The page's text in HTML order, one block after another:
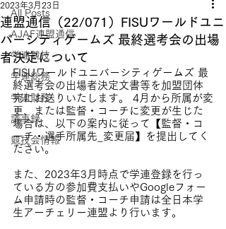
All Posts
AJAF連盟通信
学連競技
学連総務
学連財務
議事録
競技会情報
連盟通信（22/071）FISUワールドユニ
バーシティゲームズ 最終選考会の出場
者決定について
2023年3月23日
FISUワールドユニバーシティゲームズ 最
終選考会の出場者決定文書等を加盟団体
宛にお送りいたします。 4月から所属が変
更、または監督・コーチに変更が生じた
場合は、以下の案内に従って【監督・コ
ーチ・選手所属先_変更届】を提出してく
ださい。
また、2023年3月時点で学連登録を行っ
ている方の参加費支払いやGoogleフォー
ム申請時の監督・コーチ申請は全日本学
生アーチェリー連盟より行います。